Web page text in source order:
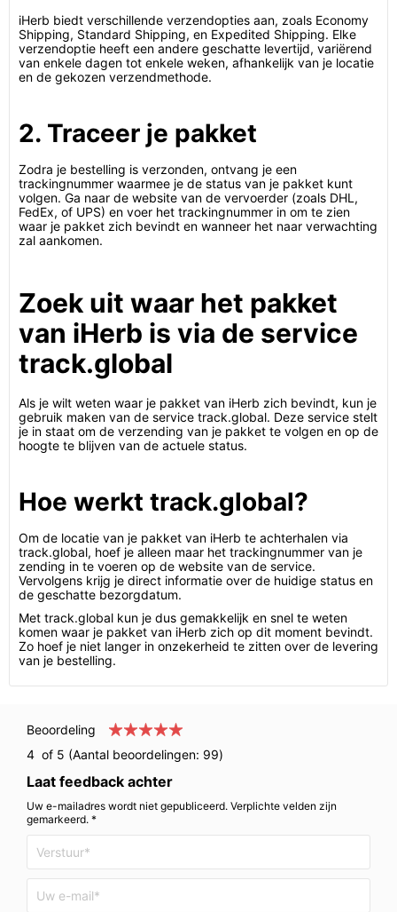
iHerb biedt verschillende verzendopties aan, zoals Economy
Shipping, Standard Shipping, en Expedited Shipping. Elke
verzendoptie heeft een andere geschatte levertijd, variërend
van enkele dagen tot enkele weken, afhankelijk van je locatie
en de gekozen verzendmethode.
2. Traceer je pakket
Zodra je bestelling is verzonden, ontvang je een
trackingnummer waarmee je de status van je pakket kunt
volgen. Ga naar de website van de vervoerder (zoals DHL,
FedEx, of UPS) en voer het trackingnummer in om te zien
waar je pakket zich bevindt en wanneer het naar verwachting
zal aankomen.
Zoek uit waar het pakket
van iHerb is via de service
track.global
Als je wilt weten waar je pakket van iHerb zich bevindt, kun je
gebruik maken van de service track.global. Deze service stelt
je in staat om de verzending van je pakket te volgen en op de
hoogte te blijven van de actuele status.
Hoe werkt track.global?
Om de locatie van je pakket van iHerb te achterhalen via
track.global, hoef je alleen maar het trackingnummer van je
zending in te voeren op de website van de service.
Vervolgens krijg je direct informatie over de huidige status en
de geschatte bezorgdatum.
Met track.global kun je dus gemakkelijk en snel te weten
komen waar je pakket van iHerb zich op dit moment bevindt.
Zo hoef je niet langer in onzekerheid te zitten over de levering
van je bestelling.
Beoordeling
4 of 5 (Aantal beoordelingen: 99)
Laat feedback achter
Uw e-mailadres wordt niet gepubliceerd. Verplichte velden zijn
gemarkeerd. *